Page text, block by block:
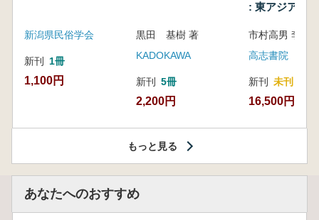
新潟県民俗学会
新刊 1冊
1,100円
黒田 基樹 著
KADOKAWA
新刊 5冊
2,200円
: 東アジアと
高志書院
新刊 未刊
16,500円
もっと見る
あなたへのおすすめ